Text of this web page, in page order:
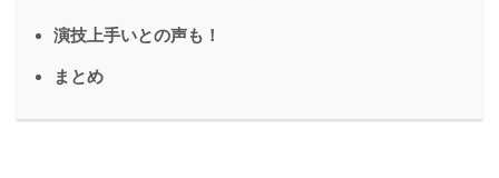
演技上手いとの声も！
まとめ